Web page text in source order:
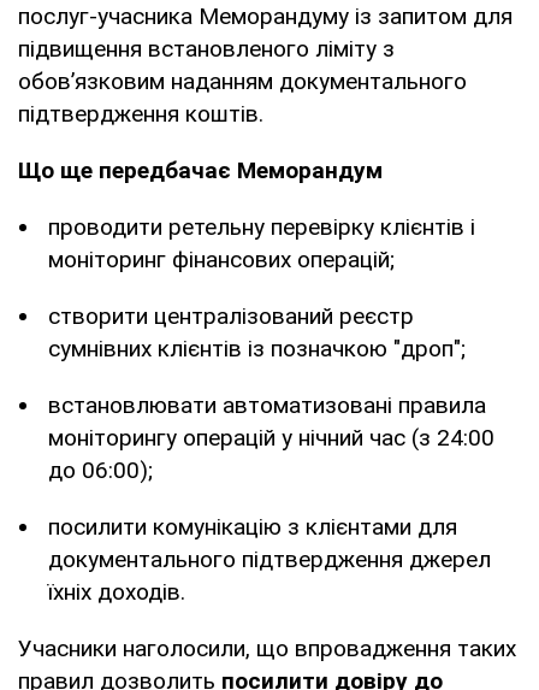
послуг-учасника Меморандуму із запитом для
підвищення встановленого ліміту з
обов’язковим наданням документального
підтвердження коштів.
Що ще передбачає Меморандум
проводити ретельну перевірку клієнтів і
моніторинг фінансових операцій;
створити централізований реєстр
сумнівних клієнтів із позначкою "дроп";
встановлювати автоматизовані правила
моніторингу операцій у нічний час (з 24:00
до 06:00);
посилити комунікацію з клієнтами для
документального підтвердження джерел
їхніх доходів.
Учасники наголосили, що впровадження таких
правил дозволить посилити довіру до